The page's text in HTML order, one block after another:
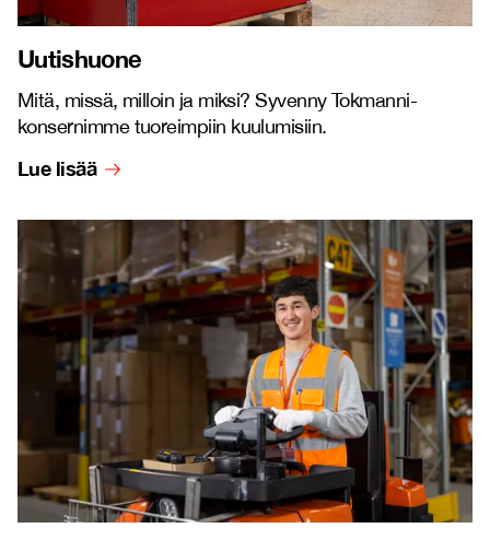
Uutishuone
Mitä, missä, milloin ja miksi? Syvenny Tokmanni-
konsernimme tuoreimpiin kuulumisiin.
Lue lisää